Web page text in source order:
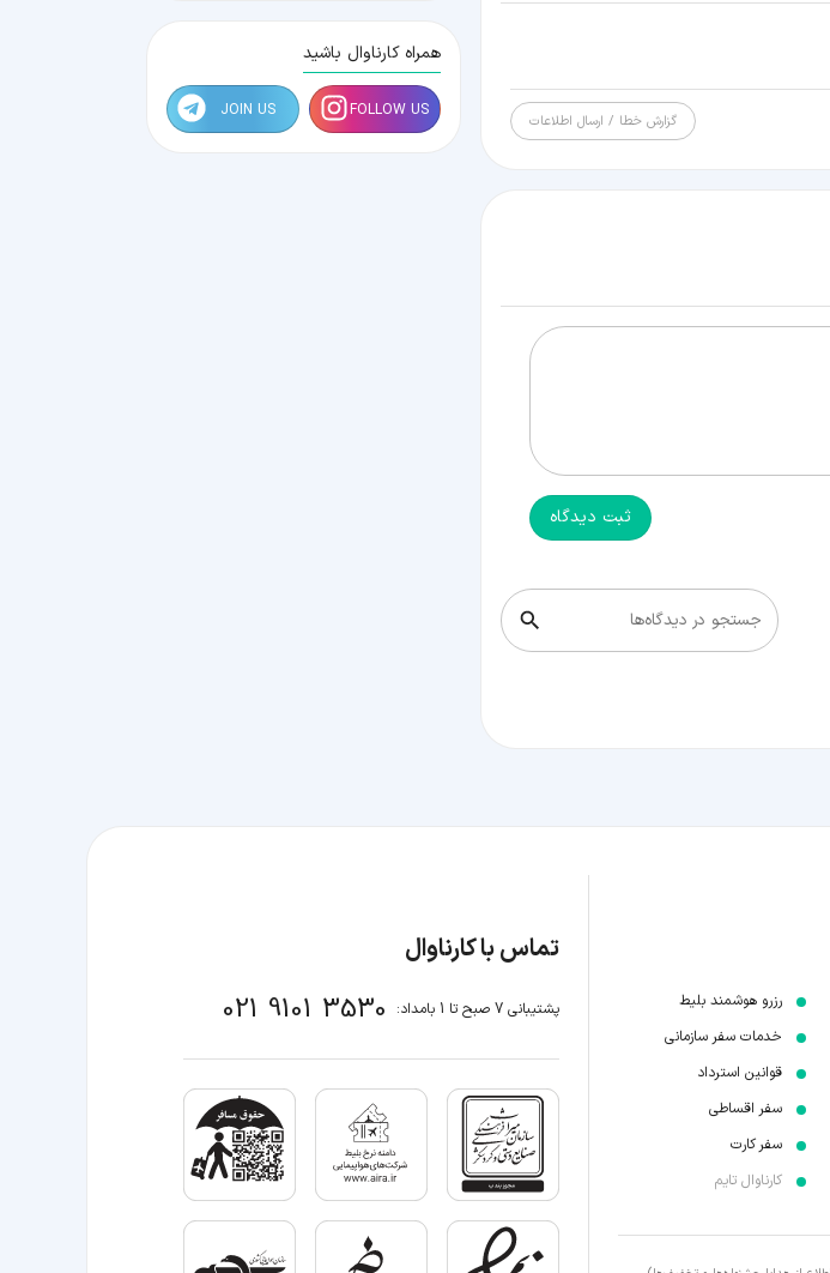
گزارش خطا / ارسال اطلاعات
ثبت دیدگاه
جستجو در دیدگاه‌ها
همراه کارناوال باشید
FOLLOW US
JOIN US
رزرو هوشمند بلیط
خدمات سفر سازمانی
قوانین استرداد
سفر اقساطی
سفر کارت
کارناوال تایم
تماس با کارناوال
پشتیبانی 7 صبح تا 1 بامداد: 021 9101 3530